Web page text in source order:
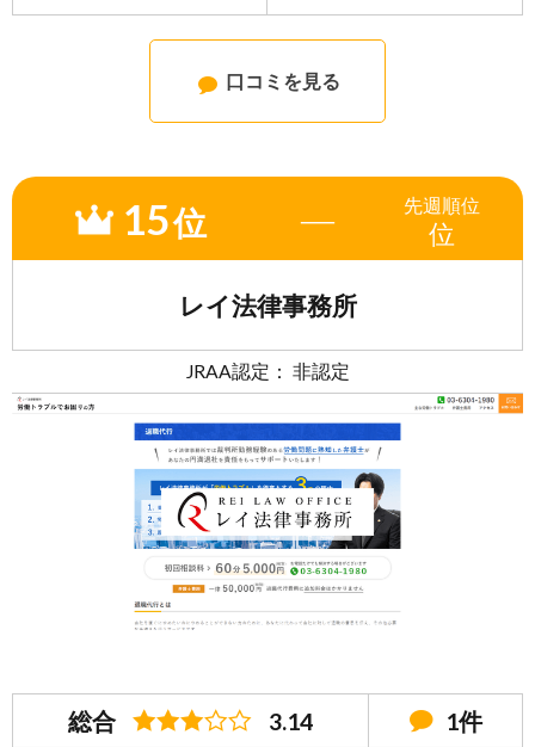
口コミを見る
15位 ― 先週順位
位
レイ法律事務所
JRAA認定： 非認定
総合 3.14 1件